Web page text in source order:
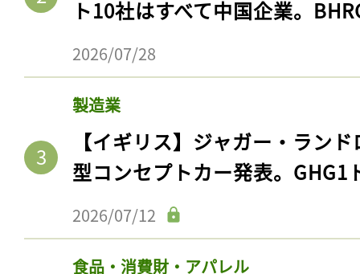
ト10社はすべて中国企業。
2026/07/28
製造業
【イギリス】ジャガー・ラン
型コンセプトカー発表。GHG1
2026/07/12
食品・消費財・アパレル